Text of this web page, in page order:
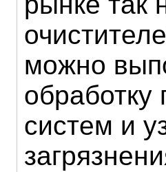
можно
обработку
систем и